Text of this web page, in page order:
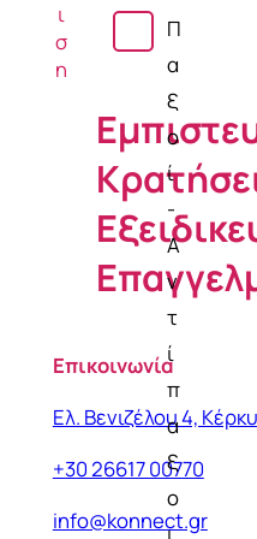
Π
α
ξ
ο
ί
-
Α
ν
τ
ί
π
α
ξ
ο
ι
ι
σ
η
Επικοινωνία
Ελ. Βενιζέλου 4,
+30 26617 00770
info@konnect.gr